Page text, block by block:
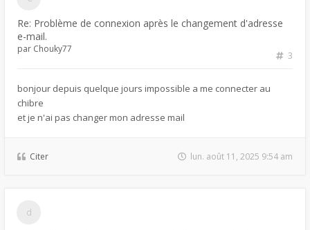
Re: Problème de connexion après le changement d'adresse
e-mail.
3
par Chouky77
bonjour depuis quelque jours impossible a me connecter au
chibre
et je n'ai pas changer mon adresse mail
Citer lun. août 11, 2025 9:54 am